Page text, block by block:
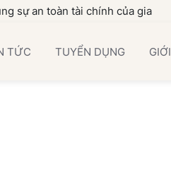
tài chính của gia đình bạn
TỨC TUYỂN DỤNG